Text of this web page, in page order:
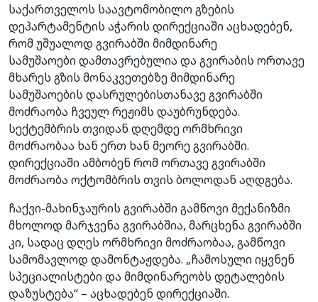
საქართველოს საავტომობილო გზების
დეპარტამენტის აჭარის დირექციაში აცხადებენ,
რომ უშუალოდ გვირაბში მიმდინარე
სამუშაოები დამთავრებულია და გვირაბის ორთავე
მხარეს გზის მონაკვეთებზე მიმდინარე
სამუშაოების დასრულებისთანავე გვირაბში
მოძრაობა ჩვეულ რეჟიმს დაუბრუნდება.
სექტემბრის თვიდან დღემდე ორმხრივი
მოძრაობაა ხან ერთ ხან მეორე გვირაბში.
დირექციაში ამბობენ რომ ორთავე გვირაბში
მოძრაობა ოქტომბრის თვის ბოლოდან აღდგება.
ჩაქვი-მახინჯაურის გვირაბში გამწოვი მექანიზმი
მხოლოდ მარჯვენა გვირაბშია, მარცხენა გვირაბში
კი, სადაც დღეს ორმხრივი მოძრაობაა, გამწოვი
სამომავლოდ დამონტაჟდება. „ჩამოსული იყვნენ
სპეციალისტები და მიმდინარეობს დეტალების
დაზუსტება“ – აცხადებენ დირექციაში.